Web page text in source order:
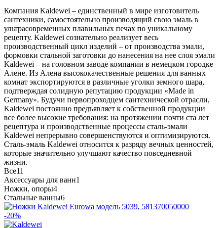
Компания Kaldewei – единственный в мире изготовитель
сантехники, самостоятельно производящий свою эмаль в
ультрасовременных плавильных печах по уникальному
рецепту. Kaldewei сознательно реализует весь
производственный цикл изделий – от производства эмали,
формовки стальной заготовки до нанесения на нее слоя эмали
Kaldewei – на головном заводе компании в немецком городке
Алене. Из Алена высококачественные решения для ванных
комнат экспортируются в различные уголки земного шара,
подтверждая солидную репутацию продукции «Made in
Germany». Будучи первопроходцем сантехнической отрасли,
Kaldewei постоянно предъявляет к собственной продукции
все более высокие требования: на протяжении почти ста лет
рецептура и производственные процессы сталь-эмали
Kaldewei непрерывно совершенствуются и оптимизируются.
Сталь-эмаль Kaldewei относится к разряду вечных ценностей,
которые значительно улучшают качество повседневной
жизни.
Все11
Аксессуары для ванн1
Ножки, опоры4
Стальные ванны6
-20%